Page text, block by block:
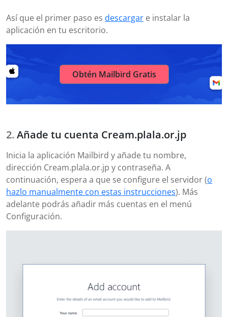
Así que el primer paso es descargar e instalar la
aplicación en tu escritorio.
Obtén Mailbird Gratis
Añade tu cuenta Cream.plala.or.jp
Inicia la aplicación Mailbird y añade tu nombre,
dirección Cream.plala.or.jp y contraseña. A
continuación, espera a que se configure el servidor (o
hazlo manualmente con estas instrucciones). Más
adelante podrás añadir más cuentas en el menú
Configuración.